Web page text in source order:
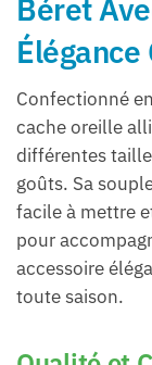
Béret
Élégance
Confectionné
cache oreille
différentes
goûts. Sa
facile à mettre
pour
accessoire
toute saison.